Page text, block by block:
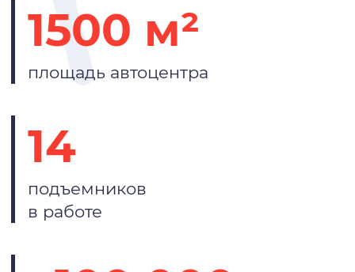
1500 м²
площадь автоцентра
14
подъемников
в работе